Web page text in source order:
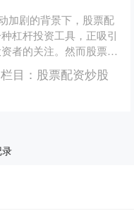
加剧的背景下，股票配
杠杆投资工具，正吸引
者的关注。然而股票配
合规框架内运用配资工
制风险，是....
栏目： 股票配资炒股